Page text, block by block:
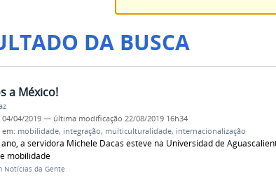
DA BUSCA
a México!
04/04/2019 — última modificação 22/08/2019 16h34
mobilidade, integração, multiculturalidade, internacionalização
a servidora Michele Dacas esteve na Universidad de
mobilidade
Notícias da Gente